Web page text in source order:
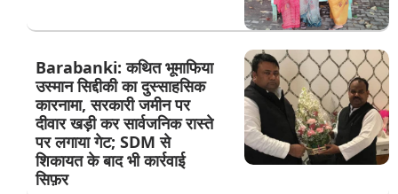
Barabanki: कथित भूमाफिया
उस्मान सिद्दीकी का दुस्साहसिक
कारनामा, सरकारी जमीन पर
दीवार खड़ी कर सार्वजनिक रास्ते
पर लगाया गेट; SDM से
शिकायत के बाद भी कार्रवाई
सिफ़र